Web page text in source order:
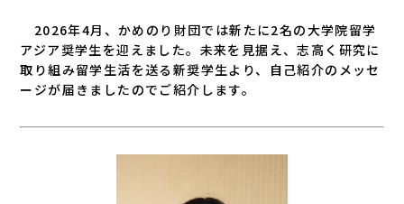
2026年4月、かめのり財団では新たに2名の大学院留学
アジア奨学生を迎えました。未来を見据え、志高く研究に
取り組み留学生活を送る新奨学生より、自己紹介のメッセ
ージが届きましたのでご紹介します。